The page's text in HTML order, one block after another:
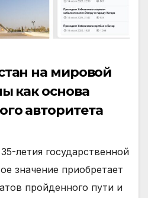
на мировой
как основа
авторитета
летия государственной
значение приобретает
пройденного пути и